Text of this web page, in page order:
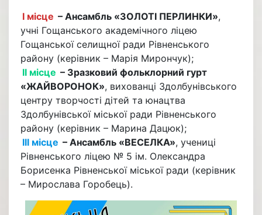
І місце – Ансамбль «ЗОЛОТІ ПЕРЛИНКИ»,
учні Гощанського академічного ліцею
Гощанської селищної ради Рівненського
району (керівник – Марія Мирончук);
ІІ місце – Зразковий фольклорний гурт
«ЖАЙВОРОНОК», вихованці Здолбунівського
центру творчості дітей та юнацтва
Здолбунівської міської ради Рівненського
району (керівник – Марина Дацюк);
ІІІ місце – Ансамбль «ВЕСЕЛКА», учениці
Рівненського ліцею № 5 ім. Олександра
Борисенка Рівненської міської ради (керівник
– Мирослава Горобець).